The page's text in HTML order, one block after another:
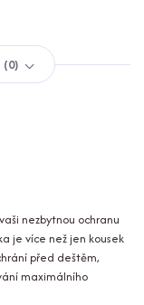
0
nezbytnou ochranu
je více než jen kousek
před deštěm,
maximálního